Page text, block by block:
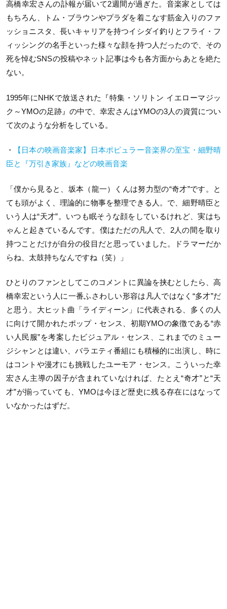
高橋幸宏さんの訃報が届いて2週間が過ぎた。音楽家としては
もちろん、トム・ブラウンやプラダを着こなす筋金入りのファ
ッショニスタ、長いキャリアを持つイシダイ釣りとフライ・フ
ィッシングの名手といった様々な顔を持つ人だったので、その
死を悼むSNSの投稿やネット記事は今も各方面からあとを絶た
ない。
1995年にNHKで放送された『特集・ソリトン イエローマジッ
ク～YMOの足跡』の中で、幸宏さんはYMOの3人の資質につい
て次のような分析をしている。
・
【日本の映画音楽家】日本ポピュラー音楽界の至宝・細野晴
臣と『万引き家族』などの映画音楽
「僕から見ると、坂本（龍一）くんは努力型の“奇才”です。と
ても頭がよく、理論的に物事を整理できる人。で、細野晴臣と
いう人は“天才”。いつも眠そうな顔をしているけれど、実はち
ゃんと起きているんです。僕はただの凡人で、2人の間を取り
持つことだけが自分の役目だと思っていました。ドラマーだか
らね、太鼓持ちなんですね（笑）」
ひとりのファンとしてこのコメントに異論を挟むとしたら、高
橋幸宏という人に一番ふさわしい形容は凡人ではなく“多才”だ
と思う。大ヒット曲「ライディーン」に代表される、多くの人
に向けて開かれたポップ・センス、初期YMOの象徴である“赤
い人民服”を考案したビジュアル・センス、これまでのミュー
ジシャンとは違い、バラエティ番組にも積極的に出演し、時に
はコントや漫才にも挑戦したユーモア・センス。こういった幸
宏さん主導の因子が含まれていなければ、たとえ“奇才”と“天
才”が揃っていても、YMOは今ほど歴史に残る存在にはなって
いなかったはずだ。